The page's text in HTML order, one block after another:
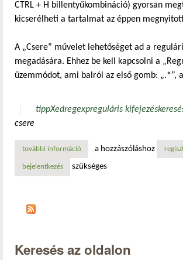
CTRL + H billentyűkombináció) gyorsan
kicserélheti a tartalmat az éppen
A „Csere” művelet lehetőséget ad a
megadására. Ehhez be kell kapcsolni a
üzemmódot, ami balról az első gomb: „.*”,
tippXedregexpreguláris kifejezés
csere
további információxed tipp: keresés a xed-ben
a hozzászóláshoz
bejelentkezés szükséges
Keresés az oldalon